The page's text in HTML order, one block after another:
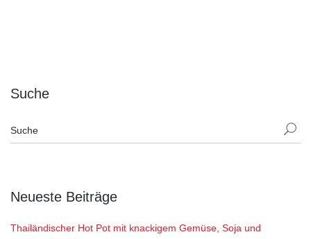
Suche
Neueste Beiträge
Thailändischer Hot Pot mit knackigem Gemüse, Soja und